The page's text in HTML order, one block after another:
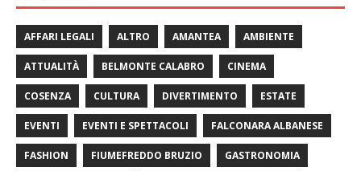
AFFARI LEGALI ALTRO AMANTEA AMBIENTE
ATTUALITÀ BELMONTE CALABRO CINEMA
COSENZA CULTURA DIVERTIMENTO ESTATE
EVENTI EVENTI E SPETTACOLI FALCONARA ALBANESE
FASHION FIUMEFREDDO BRUZIO GASTRONOMIA